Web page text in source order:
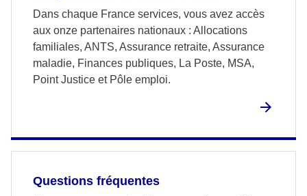
Dans chaque France services, vous avez accès
aux onze partenaires nationaux : Allocations
familiales, ANTS, Assurance retraite, Assurance
maladie, Finances publiques, La Poste, MSA,
Point Justice et Pôle emploi.
Questions fréquentes